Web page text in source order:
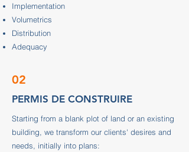
Implementation
Volumetrics
Distribution
Adequacy
02
PERMIS DE CONSTRUIRE
Starting from a blank plot of land or an existing
building, we transform our clients' desires and
needs, initially into plans: